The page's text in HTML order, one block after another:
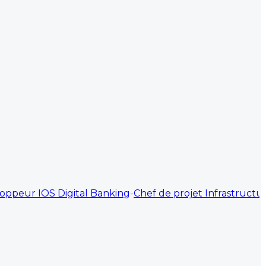
IOS Digital Banking-Chef de projet Infrastructure IT-